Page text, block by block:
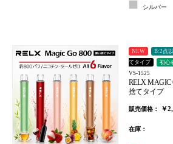
シルバー
NEW B:2点
てタイプ
初心
VS-1525
RELX MAGIC
捨てタイプ
販売価格： ￥
在庫：